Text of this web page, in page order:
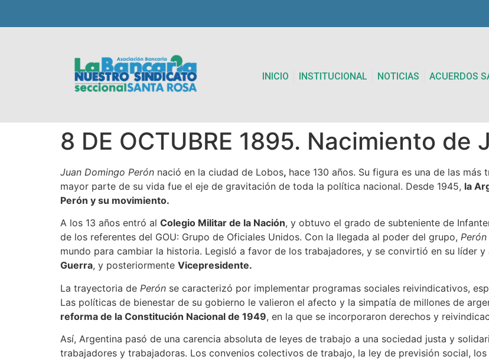
INICIO INSTITUCIONAL NOTICIAS ACUERDOS
8 DE OCTUBRE 1895. Nacimiento de
Juan Domingo Perón nació en la ciudad de Lobos, hace 130 años. Su figura es una de las
mayor parte de su vida fue el eje de gravitación de toda la política nacional. Desde 1945, la
Perón y su movimiento.
A los 13 años entró al Colegio Militar de la Nación, y obtuvo el grado de subteniente de
de los referentes del GOU: Grupo de Oficiales Unidos. Con la llegada al poder del grupo, Perón
mundo para cambiar la historia. Legisló a favor de los trabajadores, y se convirtió en su líder
Guerra, y posteriormente Vicepresidente.
La trayectoria de Perón se caracterizó por implementar programas sociales reivindicativos,
Las políticas de bienestar de su gobierno le valieron el afecto y la simpatía de millones de
reforma de la Constitución Nacional de 1949, en la que se incorporaron derechos y
Así, Argentina pasó de una carencia absoluta de leyes de trabajo a una sociedad justa y
trabajadores y trabajadoras. Los convenios colectivos de trabajo, la ley de previsión social,